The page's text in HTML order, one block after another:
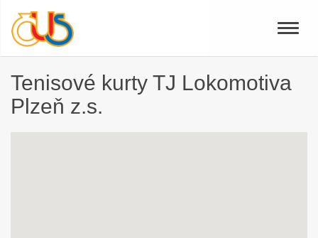
Toggle
Tenisové kurty TJ Lokomotiva
Plzeň z.s.